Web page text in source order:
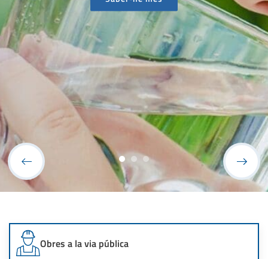
Més informació
Obres a la via pública